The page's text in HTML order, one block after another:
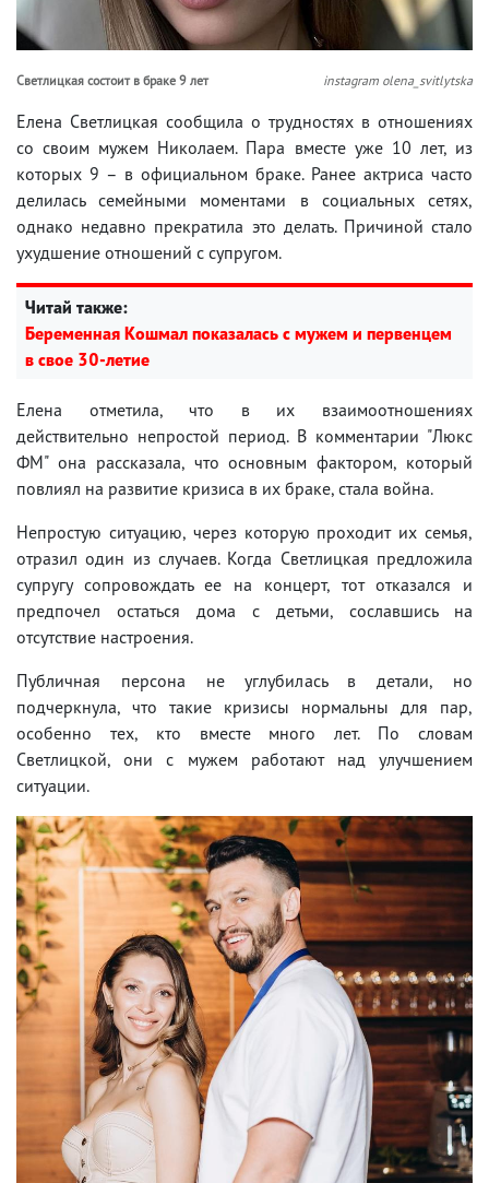
Светлицкая состоит в браке 9 лет instagram olena_svitlytska
Елена Светлицкая сообщила о трудностях в отношениях
со своим мужем Николаем. Пара вместе уже 10 лет, из
которых 9 – в официальном браке. Ранее актриса часто
делилась семейными моментами в социальных сетях,
однако недавно прекратила это делать. Причиной стало
ухудшение отношений с супругом.
Читай также:
Беременная Кошмал показалась с мужем и первенцем
в свое 30-летие
Елена отметила, что в их взаимоотношениях
действительно непростой период. В комментарии "Люкс
ФМ" она рассказала, что основным фактором, который
повлиял на развитие кризиса в их браке, стала война.
Непростую ситуацию, через которую проходит их семья,
отразил один из случаев. Когда Светлицкая предложила
супругу сопровождать ее на концерт, тот отказался и
предпочел остаться дома с детьми, сославшись на
отсутствие настроения.
Публичная персона не углубилась в детали, но
подчеркнула, что такие кризисы нормальны для пар,
особенно тех, кто вместе много лет. По словам
Светлицкой, они с мужем работают над улучшением
ситуации.